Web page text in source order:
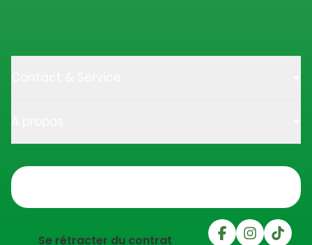
Se rétracter du contrat